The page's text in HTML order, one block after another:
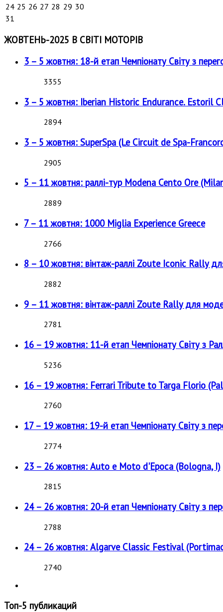
24 25 26 27 28 29 30
31
ЖОВТЕНЬ-2025 В СВІТІ МОТОРІВ
3 – 5 жовтня: 18-й етап Чемпіонату Світу з
3355
3 – 5 жовтня: Iberian Historic Endurance. Estoril
2894
3 – 5 жовтня: SuperSpa (Le Circuit de Spa-
2905
5 – 11 жовтня: раллі-тур Modena Cento Ore
2889
7 – 11 жовтня: 1000 Miglia Experience Greece
2766
8 – 10 жовтня: вінтаж-раллі Zoute Iconic Rally
2882
9 – 11 жовтня: вінтаж-раллі Zoute Rally для
2781
16 – 19 жовтня: 11-й етап Чемпіонату Світу з
5236
16 – 19 жовтня: Ferrari Tribute to Targa Florio
2760
17 – 19 жовтня: 19-й етап Чемпіонату Світу з
2774
23 – 26 жовтня: Auto e Moto d'Epoca (Bologna, I)
2815
24 – 26 жовтня: 20-й етап Чемпіонату Світу з
2788
24 – 26 жовтня: Algarve Classic Festival
2740
Топ-5 публикаций